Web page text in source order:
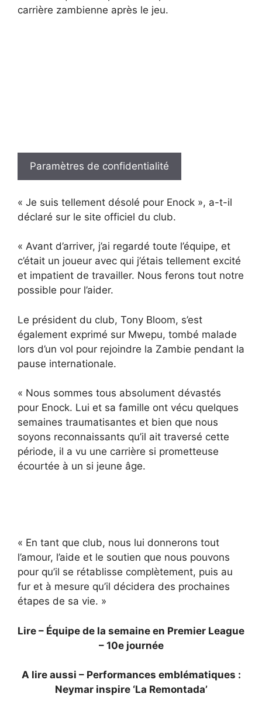
carrière zambienne après le jeu.
Paramètres de confidentialité
« Je suis tellement désolé pour Enock », a-t-il
déclaré sur le site officiel du club.
« Avant d’arriver, j’ai regardé toute l’équipe, et
c’était un joueur avec qui j’étais tellement excité
et impatient de travailler. Nous ferons tout notre
possible pour l’aider.
Le président du club, Tony Bloom, s’est
également exprimé sur Mwepu, tombé malade
lors d’un vol pour rejoindre la Zambie pendant la
pause internationale.
« Nous sommes tous absolument dévastés
pour Enock. Lui et sa famille ont vécu quelques
semaines traumatisantes et bien que nous
soyons reconnaissants qu’il ait traversé cette
période, il a vu une carrière si prometteuse
écourtée à un si jeune âge.
« En tant que club, nous lui donnerons tout
l’amour, l’aide et le soutien que nous pouvons
pour qu’il se rétablisse complètement, puis au
fur et à mesure qu’il décidera des prochaines
étapes de sa vie. »
Lire – Équipe de la semaine en Premier League
– 10e journée
A lire aussi – Performances emblématiques :
Neymar inspire ‘La Remontada’